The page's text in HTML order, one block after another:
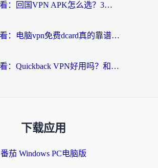
海外党必看：回国VPN APK怎么选？3步教你无缝刷国内剧玩国服
海外党必看：电脑vpn免费dcard真的靠谱吗？教你选对回国加速器无缝访问国内资源
海外党必看：Quickback VPN好用吗？和小黑牛VPN对比哪个回国效果更好？附真实体验+避坑指南
下载应用
番茄 Windows PC电脑版